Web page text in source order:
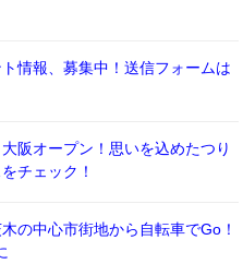
情報、募集中！送信フォームは
阪オープン！思いを込めたつり
チェック！
の中心市街地から自転車でGo！